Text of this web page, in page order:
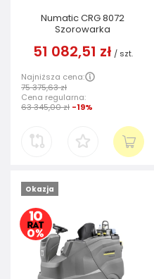
Numatic CRG 8072
Szorowarka
51 082,51 zł / szt.
Najniższa cena:
75 375,63 zł
Cena regularna:
63 345,00 zł -19%
Okazja